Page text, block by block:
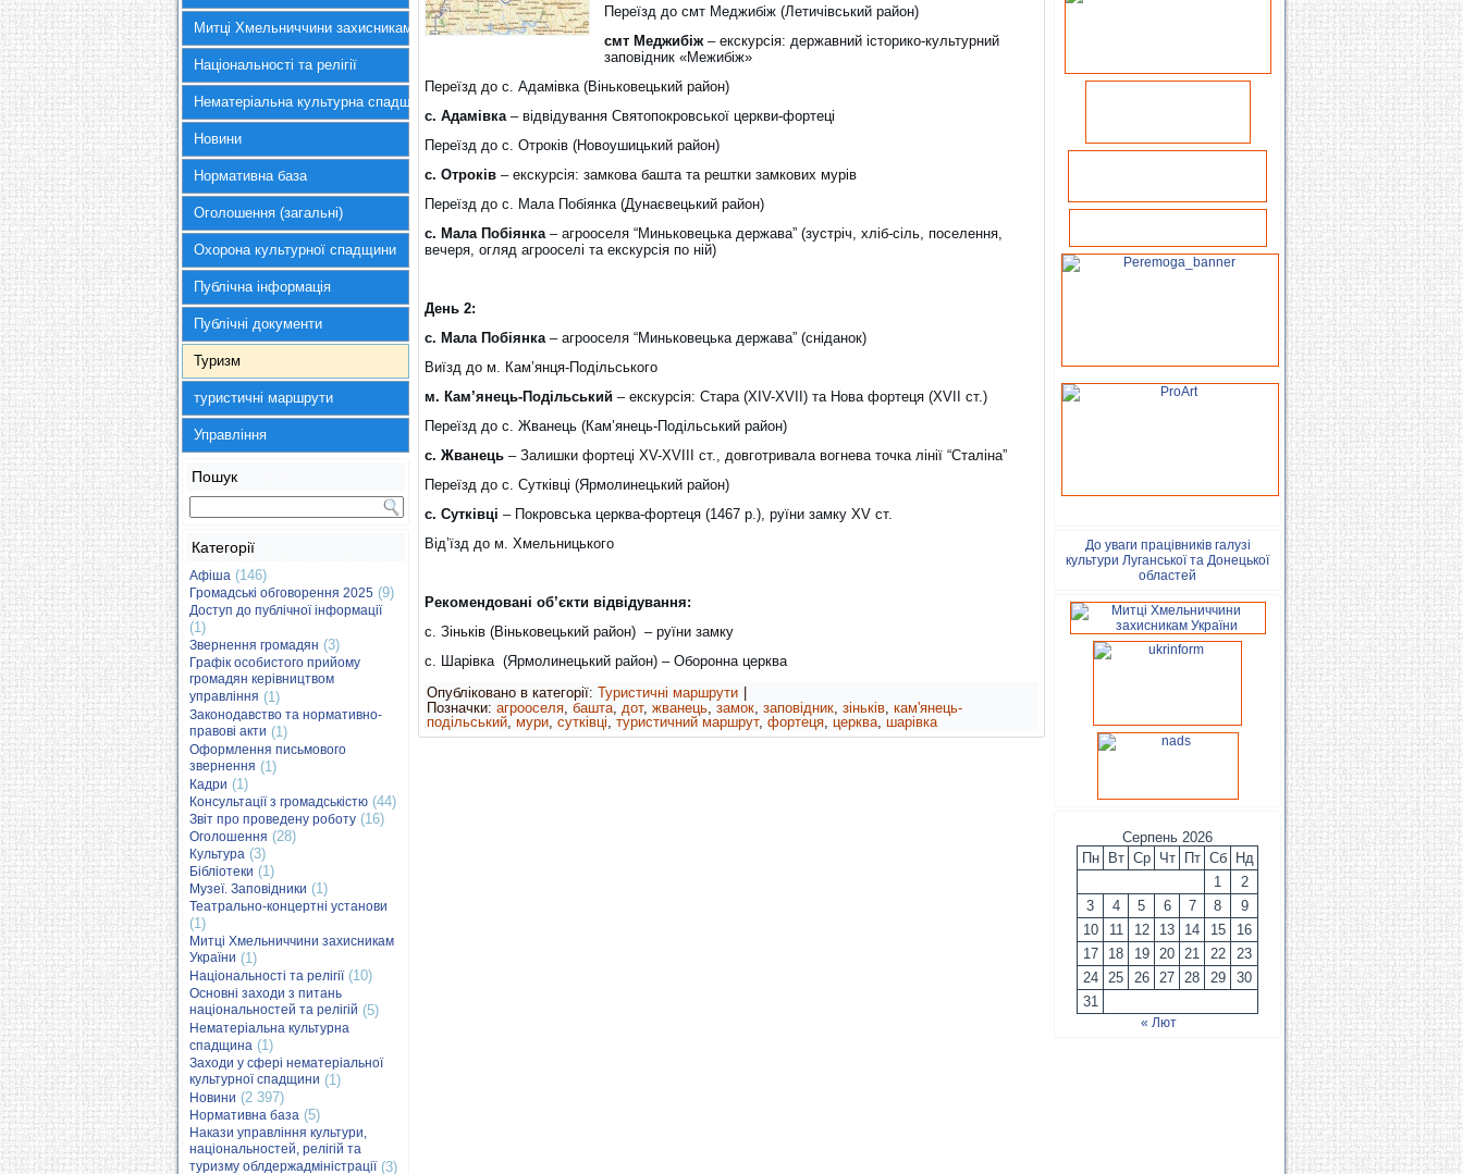
Митці Хмельниччини захисникам України
Національності та релігії
Нематеріальна культурна спадщина
Новини
Нормативна база
Оголошення (загальні)
Охорона культурної спадщини
Публічна інформація
Публічні документи
Туризм
туристичні маршрути
Управління
Пошук
Категорії
Афіша (146)
Громадські обговорення 2025 (9)
Доступ до публічної інформації
(1)
Звернення громадян (3)
Графік особистого прийому
громадян керівництвом
управління (1)
Законодавство та нормативно-
правові акти (1)
Оформлення письмового
звернення (1)
Кадри (1)
Консультації з громадськістю (44)
Звіт про проведену роботу (16)
Оголошення (28)
Культура (3)
Бібліотеки (1)
Музеї. Заповідники (1)
Театрально-концертні установи
(1)
Митці Хмельниччини захисникам
України (1)
Національності та релігії(10)
Основні заходи з питань
національностей та релігій (5)
Нематеріальна культурна
спадщина (1)
Заходи у сфері нематеріальної
культурної спадщини (1)
Новини (2 397)
Нормативна база (5)
Накази управління культури,
національностей, релігій та
туризму облдержадміністрації(3)
Переїзд до смт Меджибіж (Летичівський район)
смт Меджибіж– екскурсія: державний історико-культурний
заповідник «Межибіж»
Переїзд до с. Адамівка (Віньковецький район)
с. Адамівка– відвідування Святопокровської церкви-фортеці
Переїзд до с. Отроків (Новоушицький район)
с. Отроків – екскурсія: замкова башта та рештки замкових мурів
Переїзд до с. Мала Побіянка (Дунаєвецький район)
с. Мала Побіянка– агрооселя “Миньковецька держава” (зустріч, хліб-сіль, поселення,
вечеря, огляд агрооселі та екскурсія по ній)
День 2:
с. Мала Побіянка– агрооселя “Миньковецька держава” (сніданок)
Виїзд до м. Кам’янця-Подільського
м. Кам’янець-Подільський – екскурсія: Стара (XIV-XVII) та Нова фортеця (XVII ст.)
Переїзд до с. Жванець (Кам’янець-Подільський район)
с. Жванець – Залишки фортеці XV-XVIII ст., довготривала вогнева точка лінії “Сталіна”
Переїзд до с. Сутківці (Ярмолинецький район)
с. Сутківці – Покровська церква-фортеця (1467 р.), руїни замку XV ст.
Від’їзд до м. Хмельницького
Рекомендовані об’єкти відвідування:
с. Зіньків (Віньковецький район) – руїни замку
с. Шарівка (Ярмолинецький район) – Оборонна церква
Опубліковано в категорії: Туристичні маршрути
Позначки: агрооселя, башта, дот, жванець, замок, заповідник, зіньків, кам'янець-
подільський, мури, сутківці, туристичний маршрут, фортеця, церква, шарівка
До уваги працівників галузі
культури Луганської та Донецької
областей
Серпень 2026
Пн
Вт Ср Чт Пт Сб
Нд
1
2
3
4 5 6 7 8
9
10
11 12 13 14 15
16
17
18 19 20 21 22
23
24
25 26 27 28 29
30
31
« Лют